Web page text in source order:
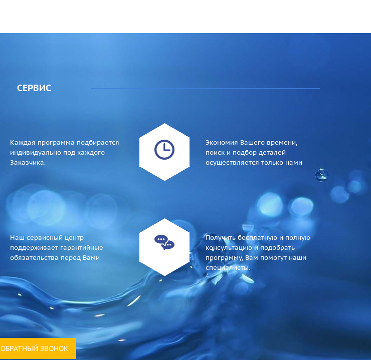
СЕРВИС
Каждая программа подбирается
индивидуально под каждого
Заказчика.
Экономия Вашего времени,
поиск и подбор деталей
осуществляется только нами
Наш сервисный центр
поддерживает гарантийные
обязательства перед Вами
Получить бесплатную и полную
консультацию и подобрать
программу, Вам помогут наши
специалисты.
ОБРАТНЫЙ ЗВОНОК